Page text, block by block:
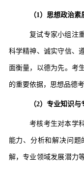
（1）思想政治
复试专家小组注
科学精神、诚实守信、
面衡量，以德为先。考
的重要依据，思想品德
（2）专业知识
考核考生对本学
能力、分析和解决问
解，专业领域发展潜力